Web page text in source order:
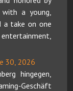
a young,
a take on one
30, 2026
hingegen,
Geschäft